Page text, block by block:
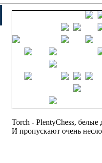
Torch - PlentyChess,
И пропускают очень